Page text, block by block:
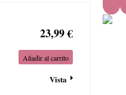
23,99 €
Añadir al carrito
Vista